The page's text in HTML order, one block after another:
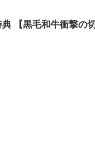
【黒毛和牛衝撃の